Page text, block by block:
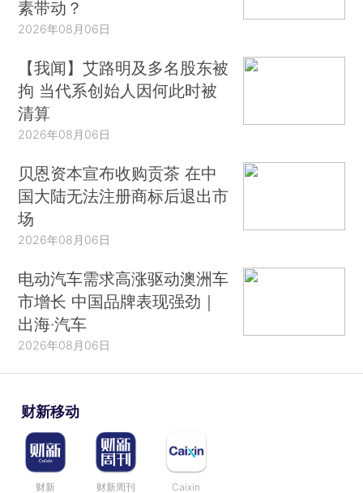
素带动？
2026年08月06日
【我闻】艾路明及多名股东被
拘 当代系创始人因何此时被
清算
2026年08月06日
贝恩资本宣布收购贡茶 在中
国大陆无法注册商标后退出市
场
2026年08月06日
电动汽车需求高涨驱动澳洲车
市增长 中国品牌表现强劲｜
出海·汽车
2026年08月06日
财新移动
财新 财新周刊 Caixin